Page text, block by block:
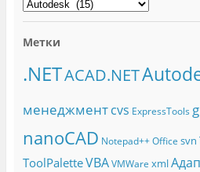
Метки
.NETACAD.NET
менеджмент cvs ExpressTools
nanoCAD Notepad++ Office svn
ToolPaletteVBA VMWare xml